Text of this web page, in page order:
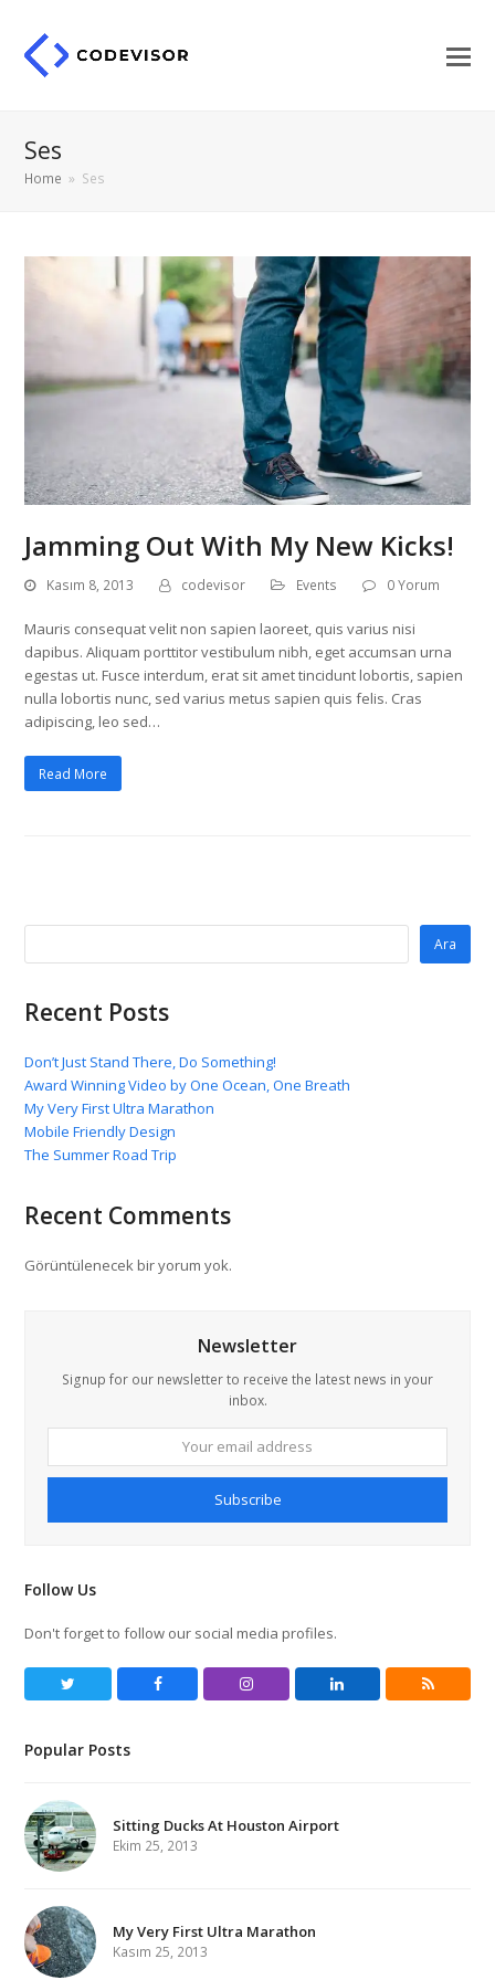
Ses
Home » Ses
Jamming Out With My New Kicks!
Kasım 8, 2013 codevisor Events 0 Yorum
Mauris consequat velit non sapien laoreet, quis varius nisi
dapibus. Aliquam porttitor vestibulum nibh, eget accumsan urna
egestas ut. Fusce interdum, erat sit amet tincidunt lobortis, sapien
nulla lobortis nunc, sed varius metus sapien quis felis. Cras
adipiscing, leo sed…
Read More
Ara
Recent Posts
Don’t Just Stand There, Do Something!
Award Winning Video by One Ocean, One Breath
My Very First Ultra Marathon
Mobile Friendly Design
The Summer Road Trip
Recent Comments
Görüntülenecek bir yorum yok.
Newsletter
Signup for our newsletter to receive the latest news in your
inbox.
email
address
Subscribe
Follow Us
Don't forget to follow our social media profiles.
Facebook Instagram LinkedIn RSS
Popular Posts
Sitting Ducks At Houston Airport
Ekim 25, 2013
My Very First Ultra Marathon
Kasım 25, 2013